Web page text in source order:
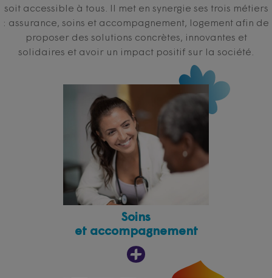
soit accessible à tous. Il met en synergie ses trois métiers
: assurance, soins et accompagnement, logement afin de
proposer des solutions concrètes, innovantes et
solidaires et avoir un impact positif sur la société.
Soins
et accompagnement